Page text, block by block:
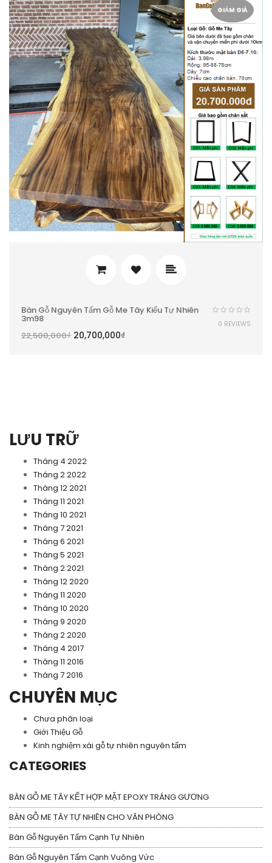
LƯU TRỮ
Tháng 4 2022
Tháng 2 2022
Tháng 12 2021
Tháng 11 2021
Tháng 10 2021
Tháng 7 2021
Tháng 6 2021
Tháng 5 2021
Tháng 2 2021
Tháng 12 2020
Tháng 11 2020
Tháng 10 2020
Tháng 9 2020
Tháng 2 2020
Tháng 4 2017
Tháng 11 2016
Tháng 7 2016
CHUYÊN MỤC
Chưa phân loại
Giới Thiệu Gỗ
Kinh nghiệm xài gỗ tự nhiên nguyên tấm
CATEGORIES
BÀN GỖ ME TÂY KẾT HỢP MẶT EPOXY TRÁNG GƯƠNG
BÀN GỖ ME TÂY TỰ NHIÊN CHO VĂN PHÒNG
Bàn Gỗ Nguyên Tấm Cạnh Tự Nhiên
Bàn Gỗ Nguyên Tấm Cạnh Vuông Vức
GIẢM GIÁ
Bàn Gỗ Nguyên Tấm Gỗ Me Tây Kiểu Tự Nhiên
3m98
22,500,000₫ 20,700,000₫
0 REVIEWS